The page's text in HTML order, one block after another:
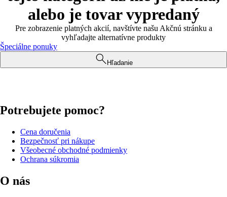
alebo je tovar vypredaný
Pre zobrazenie platných akcií, navštívte našu Akčnú stránku a
vyhľadajte alternatívne produkty
Špeciálne ponuky
Hľadanie
Potrebujete pomoc?
Cena doručenia
Bezpečnosť pri nákupe
Všeobecné obchodné podmienky
Ochrana súkromia
O nás